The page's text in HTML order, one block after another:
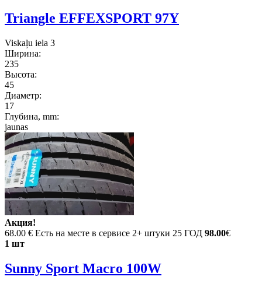
Triangle EFFEXSPORT 97Y
Viskaļu iela 3
Ширина:
235
Высота:
45
Диаметр:
17
Глубина, mm:
jaunas
Акция!
68.00 € Есть на месте в сервисе 2+ штуки 25 ГОД 98.00€
1 шт
Sunny Sport Macro 100W